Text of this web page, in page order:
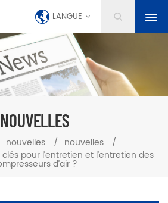
LANGUE
NOUVELLES
nouvelles / nouvelles
/
pour l’entretien et l’entretien des
d’air ?